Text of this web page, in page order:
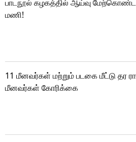
பாடநூல் கழகத்தில் ஆய்வு
மணி!
11 மீனவர்கள் மற்றும் படகை மீட்டு தர
மீனவர்கள் கோரிக்கை